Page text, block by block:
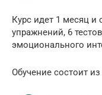
Курс идет 1 месяц и
упражнений, 6
эмоционального
Обучение состоит